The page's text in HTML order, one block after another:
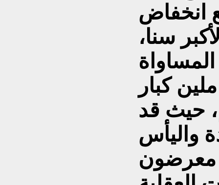
انخفاض
سنا،
كبار
حيث قد
معرضون